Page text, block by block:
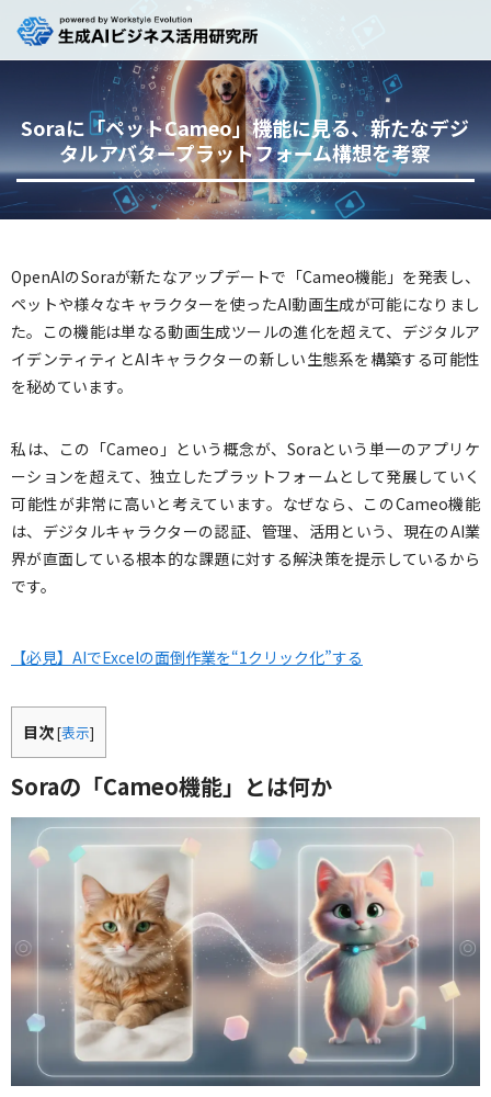
Soraに「ペットCameo」機能に見る、新たなデジ
タルアバタープラットフォーム構想を考察
OpenAIのSoraが新たなアップデートで「Cameo機能」を発表し、
ペットや様々なキャラクターを使ったAI動画生成が可能になりまし
た。この機能は単なる動画生成ツールの進化を超えて、デジタルア
イデンティティとAIキャラクターの新しい生態系を構築する可能性
を秘めています。
私は、この「Cameo」という概念が、Soraという単一のアプリケ
ーションを超えて、独立したプラットフォームとして発展していく
可能性が非常に高いと考えています。なぜなら、このCameo機能
は、デジタルキャラクターの認証、管理、活用という、現在のAI業
界が直面している根本的な課題に対する解決策を提示しているから
です。
【必見】AIでExcelの面倒作業を“1クリック化”する
目次[表示]
Soraの「Cameo機能」とは何か